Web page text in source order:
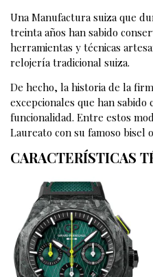
Una Manufactura suiza que
treinta años han sabido
herramientas y técnicas
relojería tradicional suiza.
De hecho, la historia de la
excepcionales que han
funcionalidad. Entre estos
Laureato con su famoso bisel
CARACTERÍSTICAS